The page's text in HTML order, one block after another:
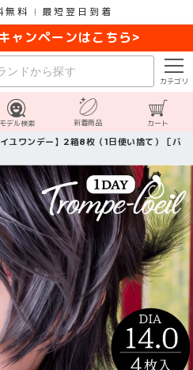
無料 最短翌日到着
ャンペーンはこちら>
カテゴリ
モデル検索 新着商品 カート
ワンデー】2箱8枚（1日使い捨て）［バ